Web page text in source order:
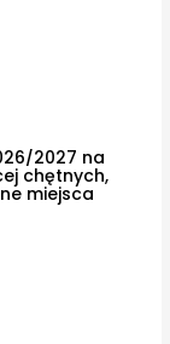
2027 na
chętnych,
miejsca